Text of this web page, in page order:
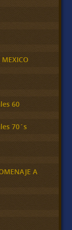
MEXICO
60
70´s
A